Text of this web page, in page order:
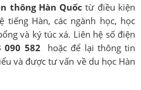
thông Hàn Quốc từ điều kiện
tiếng Hàn, các ngành học, học
và ký túc xá. Liên hệ số điện
090 582 hoặc để lại thông tin
và được tư vấn về du học Hàn